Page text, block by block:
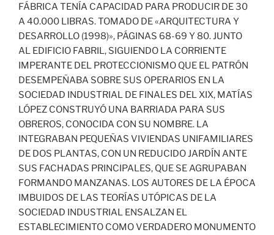
FÁBRICA TENÍA CAPACIDAD PARA PRODUCIR DE 30
A 40.000 LIBRAS. TOMADO DE «ARQUITECTURA Y
DESARROLLO (1998)», PÁGINAS 68-69 Y 80. JUNTO
AL EDIFICIO FABRIL, SIGUIENDO LA CORRIENTE
IMPERANTE DEL PROTECCIONISMO QUE EL PATRÓN
DESEMPEÑABA SOBRE SUS OPERARIOS EN LA
SOCIEDAD INDUSTRIAL DE FINALES DEL XIX, MATÍAS
LÓPEZ CONSTRUYÓ UNA BARRIADA PARA SUS
OBREROS, CONOCIDA CON SU NOMBRE. LA
INTEGRABAN PEQUEÑAS VIVIENDAS UNIFAMILIARES
DE DOS PLANTAS, CON UN REDUCIDO JARDÍN ANTE
SUS FACHADAS PRINCIPALES, QUE SE AGRUPABAN
FORMANDO MANZANAS. LOS AUTORES DE LA ÉPOCA
IMBUIDOS DE LAS TEORÍAS UTÓPICAS DE LA
SOCIEDAD INDUSTRIAL ENSALZAN EL
ESTABLECIMIENTO COMO VERDADERO MONUMENTO